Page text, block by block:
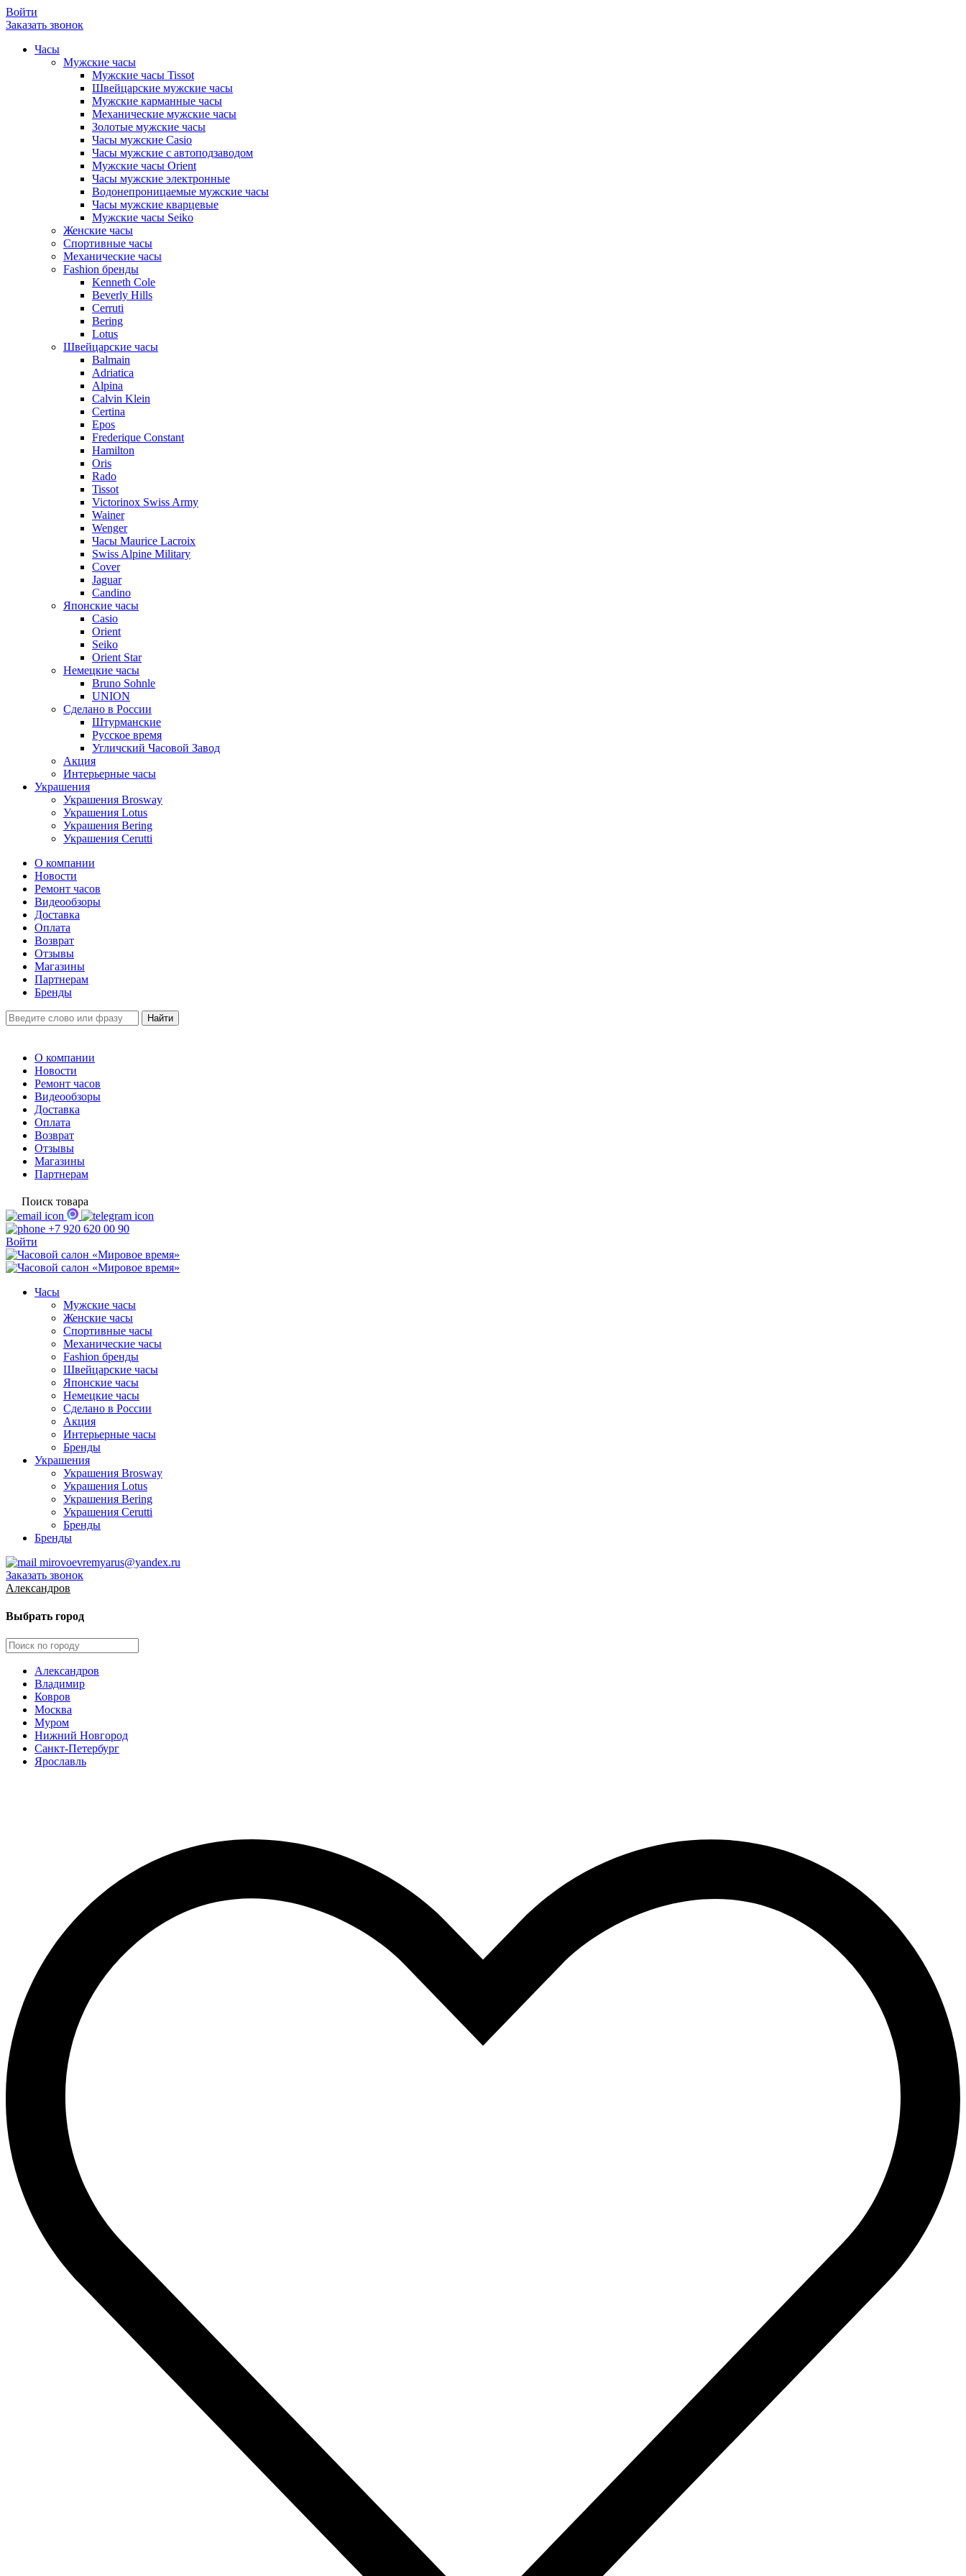
Войти
Заказать звонок
Часы
Мужские часы
Мужские часы Tissot
Швейцарские мужские часы
Мужские карманные часы
Механические мужские часы
Золотые мужские часы
Часы мужские Casio
Часы мужские с автоподзаводом
Мужские часы Orient
Часы мужские электронные
Водонепроницаемые мужские часы
Часы мужские кварцевые
Мужские часы Seiko
Женские часы
Спортивные часы
Механические часы
Fashion бренды
Kenneth Cole
Beverly Hills
Cerruti
Bering
Lotus
Швейцарские часы
Balmain
Adriatica
Alpina
Calvin Klein
Certina
Epos
Frederique Constant
Hamilton
Oris
Rado
Tissot
Victorinox Swiss Army
Wainer
Wenger
Часы Maurice Lacroix
Swiss Alpine Military
Cover
Jaguar
Candino
Японские часы
Casio
Orient
Seiko
Orient Star
Немецкие часы
Bruno Sohnle
UNION
Сделано в России
Штурманские
Русское время
Угличский Часовой Завод
Акция
Интерьерные часы
Украшения
Украшения Brosway
Украшения Lotus
Украшения Bering
Украшения Cerutti
О компании
Новости
Ремонт часов
Видеообзоры
Доставка
Оплата
Возврат
Отзывы
Магазины
Партнерам
Бренды
О компании
Новости
Ремонт часов
Видеообзоры
Доставка
Оплата
Возврат
Отзывы
Магазины
Партнерам
Поиск товара
+7 920 620 00 90
Войти
Часы
Мужские часы
Женские часы
Спортивные часы
Механические часы
Fashion бренды
Швейцарские часы
Японские часы
Немецкие часы
Сделано в России
Акция
Интерьерные часы
Бренды
Украшения
Украшения Brosway
Украшения Lotus
Украшения Bering
Украшения Cerutti
Бренды
Бренды
mirovoevremyarus@yandex.ru
Заказать звонок
Александров
Выбрать город
Александров
Владимир
Ковров
Москва
Муром
Нижний Новгород
Санкт-Петербург
Ярославль